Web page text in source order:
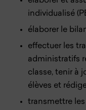
individualisé
élaborer le
effectuer les
administratifs
classe, tenir à
élèves et
transmettre